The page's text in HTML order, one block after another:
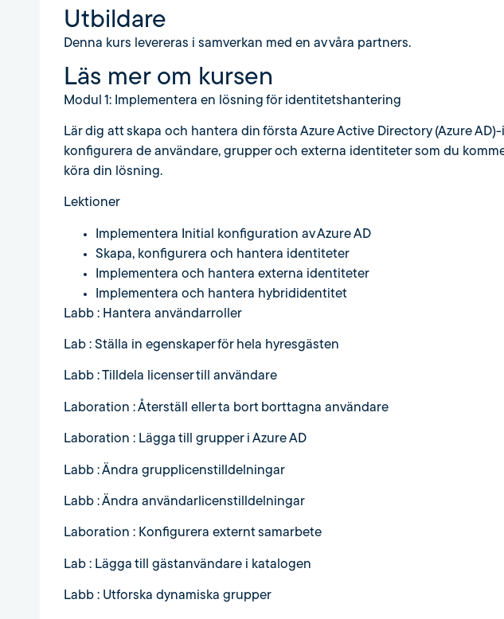
Utbildare
Denna kurs levereras i samverkan med en av våra partners.
Läs mer om kursen
Modul 1: Implementera en lösning för identitetshantering
Lär dig att skapa och hantera din första Azure Active Directory (Azure
konfigurera de användare, grupper och externa identiteter som du
köra din lösning.
Lektioner
Implementera Initial konfiguration av Azure AD
Skapa, konfigurera och hantera identiteter
Implementera och hantera externa identiteter
Implementera och hantera hybrididentitet
Labb : Hantera användarroller
Lab : Ställa in egenskaper för hela hyresgästen
Labb : Tilldela licenser till användare
Laboration : Återställ eller ta bort borttagna användare
Laboration : Lägga till grupper i Azure AD
Labb : Ändra grupplicenstilldelningar
Labb : Ändra användarlicenstilldelningar
Laboration : Konfigurera externt samarbete
Lab : Lägga till gästanvändare i katalogen
Labb : Utforska dynamiska grupper